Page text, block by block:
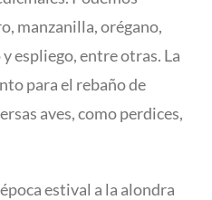
manzanilla, orégano,
espliego, entre otras. La
para el rebaño de
aves, como perdices,
estival a la alondra